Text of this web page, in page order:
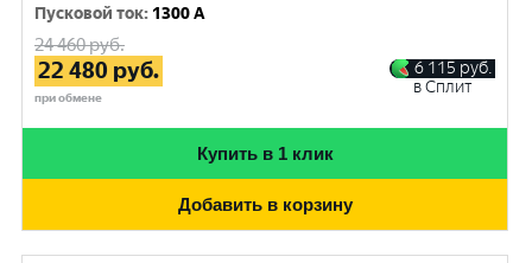
Пусковой ток: 1300 A
24 460руб.
22 480 руб.
при обмене
6 115 руб.
в Сплит
Купить в 1 клик
Добавить в корзину